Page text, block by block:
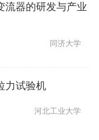
流器的研发与产业
同济大学
力试验机
河北工业大学